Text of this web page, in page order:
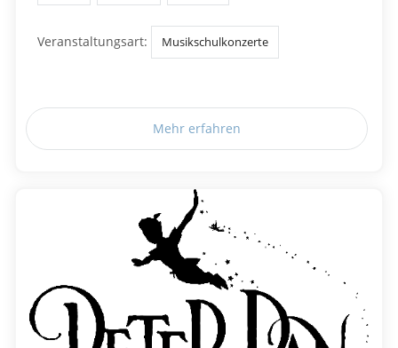
Veranstaltungsart: Musikschulkonzerte
Mehr erfahren